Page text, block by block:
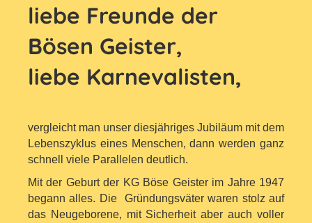
liebe Freunde der
Bösen Geister,
liebe Karnevalisten,
vergleicht man unser diesjähriges Jubiläum mit dem
Lebenszyklus eines Menschen,dann werden ganz
schnell viele Parallelen deutlich.
Mit der Geburt der KG Böse Geister im Jahre 1947
begann alles. Die Gründungsväterwaren stolz auf
das Neugeborene, mit Sicherheit aber auch voller